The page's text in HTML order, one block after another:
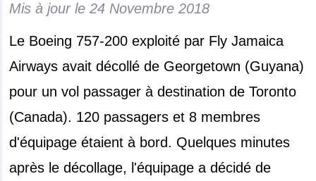
Mis à jour le24 Novembre 2018
Le Boeing 757-200 exploité par Fly Jamaica
Airways avait décollé de Georgetown (Guyana)
pour un vol passager à destination de Toronto
(Canada). 120 passagers et 8 membres
d'équipage étaient à bord. Quelques minutes
après le décollage, l'équipage a décidé de